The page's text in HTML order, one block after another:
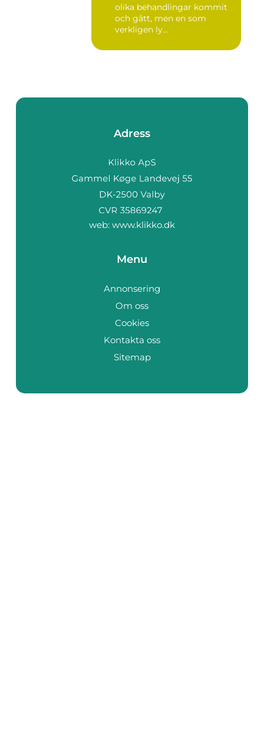
olika behandlingar kommit
och gått, men en som
verkligen ly...
Adress
web: www.klikko.dk
Menu
Annonsering
Om oss
Cookies
Kontakta oss
Sitemap